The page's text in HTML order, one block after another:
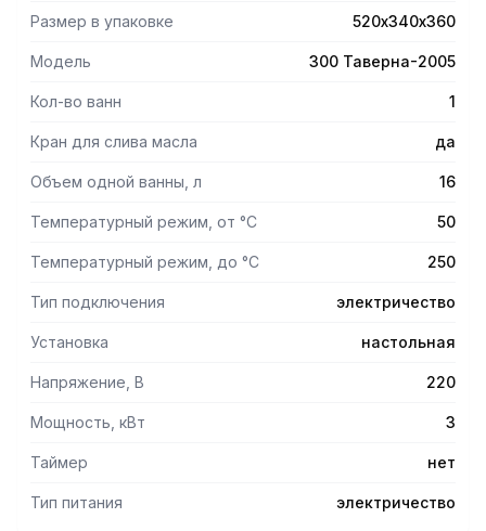
Размер в упаковке 520х340х360
Модель 300 Таверна-2005
Кол-во ванн 1
Кран для слива масла да
Объем одной ванны, л 16
Температурный режим, от °С 50
Температурный режим, до °С 250
Тип подключения электричество
Установка настольная
Напряжение, В 220
Мощность, кВт 3
Таймер нет
Тип питания электричество